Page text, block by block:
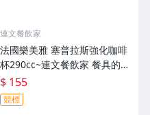
連文餐飲家
法國樂美雅 塞普拉斯強化咖啡
杯290cc~連文餐飲家 餐具的家
馬克杯 茶杯 強化玻璃瓷 AC27
028
$ 155
競標